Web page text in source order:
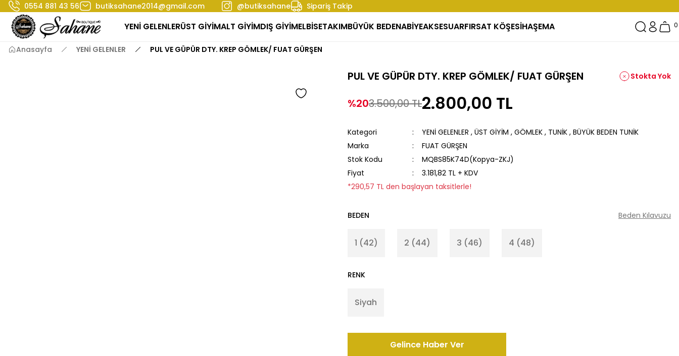
0554 881 43 56 butiksahane2014@gmail.com @butiksahane Sipariş Takip
YENİ GELENLERÜST GİYİMALT GİYİMDIŞ GİYİMELBİSETAKIMBÜYÜK BEDENABİYEAKSESUARFIRSAT KÖŞESİHAŞEMA 0
Anasayfa YENİ GELENLER PUL VE GÜPÜR DTY. KREP GÖMLEK/ FUAT GÜRŞEN
PUL VE GÜPÜR DTY. KREP GÖMLEK/ FUAT GÜRŞEN Stokta Yok
%203.500,00 TL2.800,00 TL
Kategori YENİ GELENLER , ÜST GİYİM , GÖMLEK , TUNİK , BÜYÜK BEDEN TUNİK
Marka
FUAT GÜRŞEN
Stok Kodu
MQBS85K74D(Kopya-ZKJ)
Fiyat
3.181,82 TL + KDV
*290,57 TL den başlayan taksitlerle!
BEDEN
1 (42) 2 (44) 3 (46) 4 (48)
RENK
Siyah
Beden Kılavuzu
Gelince Haber Ver